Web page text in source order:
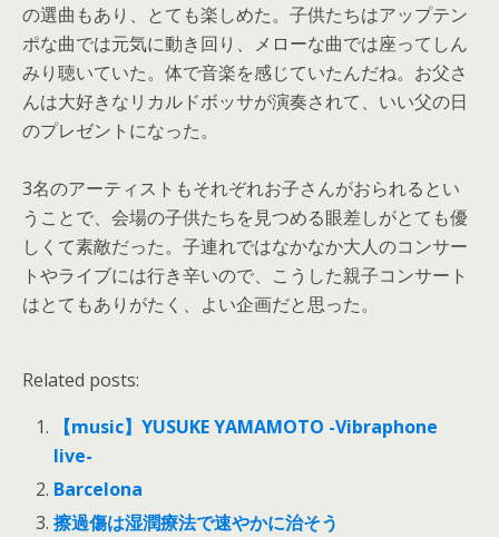
の選曲もあり、とても楽しめた。子供たちはアップテン
ポな曲では元気に動き回り、メローな曲では座ってしん
みり聴いていた。体で音楽を感じていたんだね。お父さ
んは大好きなリカルドボッサが演奏されて、いい父の日
のプレゼントになった。
3名のアーティストもそれぞれお子さんがおられるとい
うことで、会場の子供たちを見つめる眼差しがとても優
しくて素敵だった。子連れではなかなか大人のコンサー
トやライブには行き辛いので、こうした親子コンサート
はとてもありがたく、よい企画だと思った。
Related posts:
【music】YUSUKE YAMAMOTO -Vibraphone
live-
Barcelona
擦過傷は湿潤療法で速やかに治そう